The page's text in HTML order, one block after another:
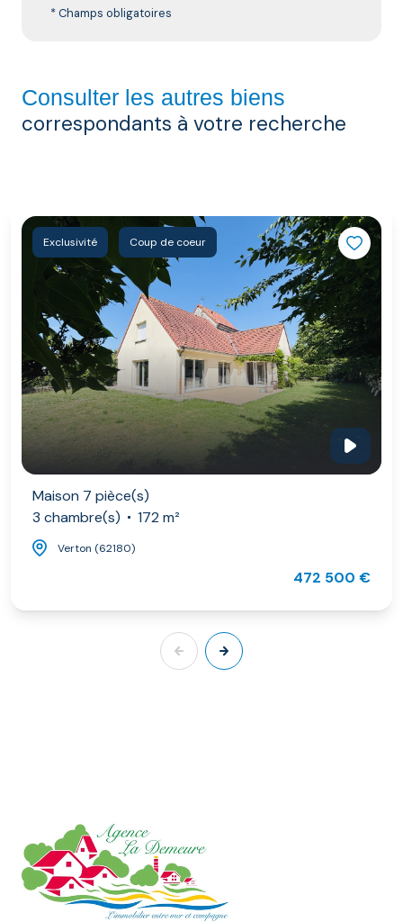
* Champs obligatoires
Consulter les autres biens
correspondants à votre recherche
Exclusivité Coup de coeur
Maison 7 pièce(s)
3 chambre(s)
172 m²
Verton (62180)
472 500 €